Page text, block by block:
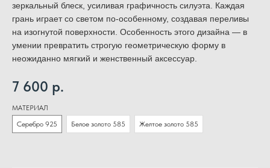
зеркальный блеск, усиливая графичность силуэта. Каждая
грань играет со светом по-особенному, создавая переливы
на изогнутой поверхности. Особенность этого дизайна — в
умении превратить строгую геометрическую форму в
неожиданно мягкий и женственный аксессуар.
7 600 р.
МАТЕРИАЛ
Серебро 925
Белое золото 585 Желтое золото 585